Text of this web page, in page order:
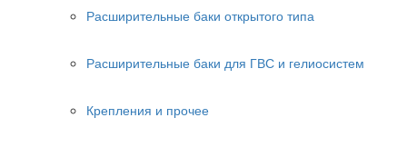
Расширительные баки открытого типа
Расширительные баки для ГВС и гелиосистем
Крепления и прочее